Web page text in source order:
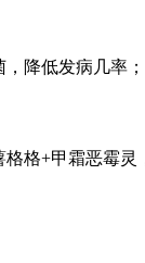
降低发病几率；
格+甲霜恶霉